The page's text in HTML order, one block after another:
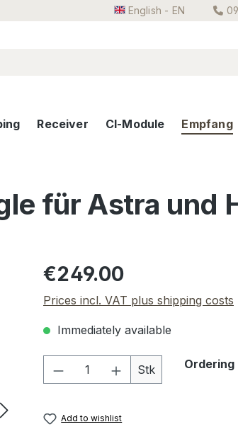
English - EN
Receiver CI-Module Empfang
für Astra und
Regular price:
€249.00
Prices incl. VAT plus shipping costs
Immediately available
Product Quantity:
Stk
Ordering
Add to wishlist